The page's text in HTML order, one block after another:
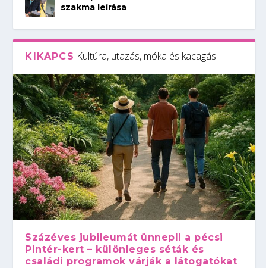
szakma leírása
KIKAPCS Kultúra, utazás, móka és kacagás
Százéves jubileumát ünnepli a pécsi
Pintér-kert – különleges séták és
családi programok várják a látogatókat